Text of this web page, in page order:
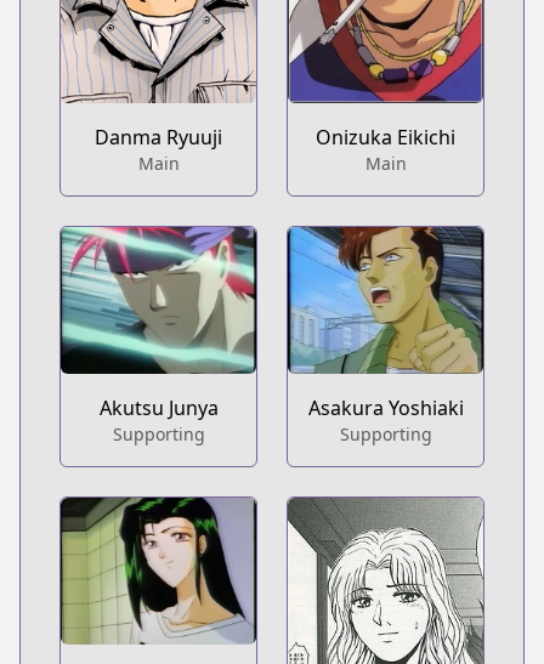
Danma Ryuuji
Main
Onizuka Eikichi
Main
Akutsu Junya
Supporting
Asakura Yoshiaki
Supporting